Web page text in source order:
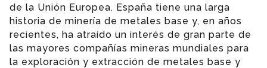
de la Unión Europea. España tiene una larga
historia de minería de metales base y, en años
recientes, ha atraído un interés de gran parte de
las mayores compañías mineras mundiales para
la exploración y extracción de metales base y